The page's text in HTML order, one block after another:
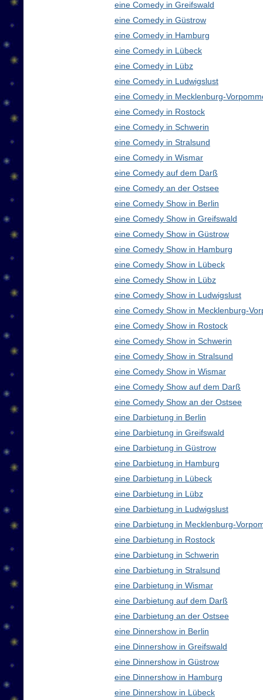
eine Comedy in Greifswald
eine Comedy in Güstrow
eine Comedy in Hamburg
eine Comedy in Lübeck
eine Comedy in Lübz
eine Comedy in Ludwigslust
eine Comedy in Mecklenburg-
eine Comedy in Rostock
eine Comedy in Schwerin
eine Comedy in Stralsund
eine Comedy in Wismar
eine Comedy auf dem Darß
eine Comedy an der Ostsee
eine Comedy Show in Berlin
eine Comedy Show in Greifswald
eine Comedy Show in Güstrow
eine Comedy Show in Hamburg
eine Comedy Show in Lübeck
eine Comedy Show in Lübz
eine Comedy Show in Ludwigslust
eine Comedy Show in Mecklenburg-
eine Comedy Show in Rostock
eine Comedy Show in Schwerin
eine Comedy Show in Stralsund
eine Comedy Show in Wismar
eine Comedy Show auf dem Darß
eine Comedy Show an der Ostsee
eine Darbietung in Berlin
eine Darbietung in Greifswald
eine Darbietung in Güstrow
eine Darbietung in Hamburg
eine Darbietung in Lübeck
eine Darbietung in Lübz
eine Darbietung in Ludwigslust
eine Darbietung in Mecklenburg-
eine Darbietung in Rostock
eine Darbietung in Schwerin
eine Darbietung in Stralsund
eine Darbietung in Wismar
eine Darbietung auf dem Darß
eine Darbietung an der Ostsee
eine Dinnershow in Berlin
eine Dinnershow in Greifswald
eine Dinnershow in Güstrow
eine Dinnershow in Hamburg
eine Dinnershow in Lübeck